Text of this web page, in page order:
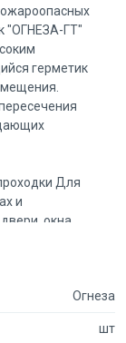
"ОГНЕЗА-ГТ"
герметик
Для
и
окна,
и
высоких
Огнеза
шт